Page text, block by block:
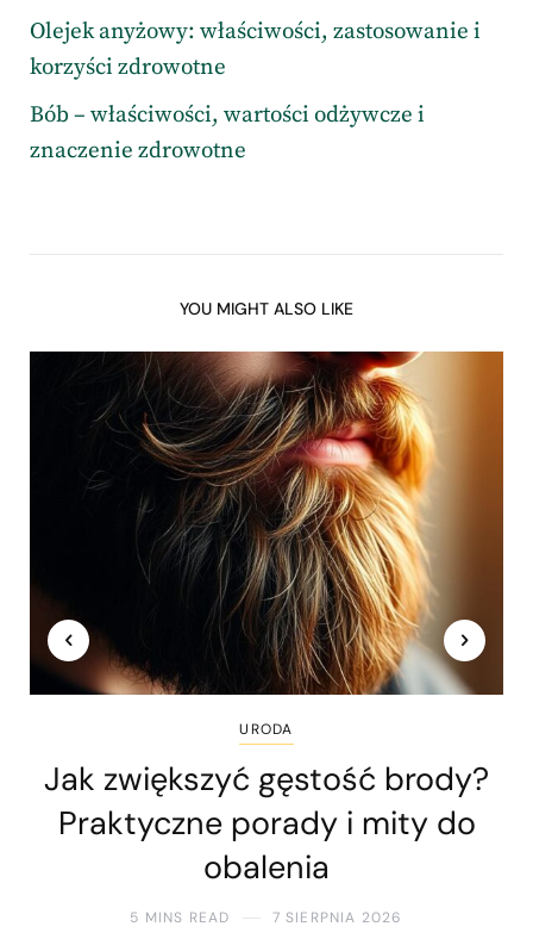
Olejek anyżowy: właściwości, zastosowanie i
korzyści zdrowotne
Bób – właściwości, wartości odżywcze i
znaczenie zdrowotne
YOU MIGHT ALSO LIKE
URODA
Jak zwiększyć gęstość brody?
Praktyczne porady i mity do
obalenia
5 MINS READ 7 SIERPNIA 2026